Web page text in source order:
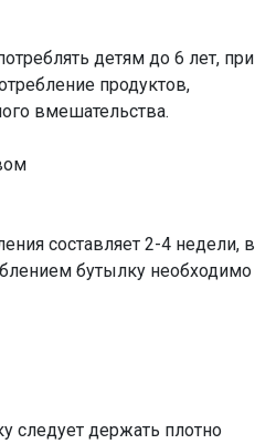
детям до 6 лет, при
продуктов,
вмешательства.
составляет 2-4 недели, в
бутылку необходимо
следует держать плотно